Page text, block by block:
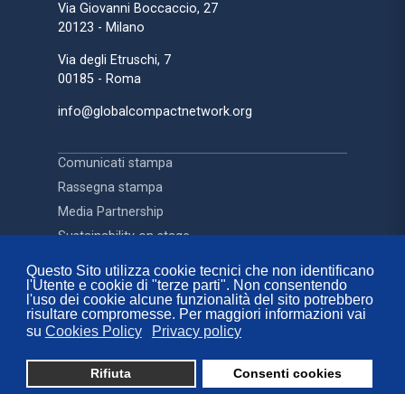
Questo Sito utilizza cookie tecnici che non identificano
l'Utente e cookie di "terze parti". Non consentendo
l'uso dei cookie alcune funzionalità del sito potrebbero
risultare compromesse. Per maggiori informazioni vai
su Cookies Policy Privacy policy
Rifiuta Consenti cookies
Via Giovanni Boccaccio, 27
20123 - Milano
Via degli Etruschi, 7
00185 - Roma
info@globalcompactnetwork.org
Comunicati stampa
Rassegna stampa
Media Partnership
Sustainability on stage
Contatti
FAQ
Privacy Policy
Cookies Policy